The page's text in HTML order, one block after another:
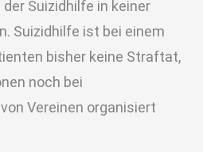
Suizidhilfe in keiner
Suizidhilfe ist bei einem
bisher keine Straftat,
noch bei
Vereinen organisiert